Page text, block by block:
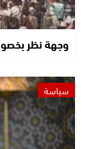
وجهة نظر
سياسة